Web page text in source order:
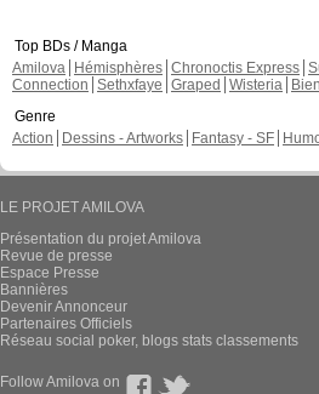
Top BDs / Manga
Amilova
Hémisphères Chronoctis Express
Connection Sethxfaye Graped Wisteria
Genre
Action
Dessins - Artworks Fantasy - SF
LE PROJET AMILOVA
Présentation du projet Amilova
Revue de presse
Espace Presse
Bannières
Devenir Annonceur
Partenaires Officiels
Réseau social poker, blogs stats classements
Follow Amilova on